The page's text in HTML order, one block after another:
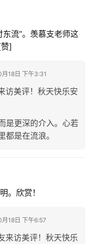
流”。羡慕支老师这
]
18日 下午3:31
访美评！秋天快乐安
是更深的介入。心若
都是在流浪。
。欣赏！
18日 下午6:57
来访美评！秋天快乐